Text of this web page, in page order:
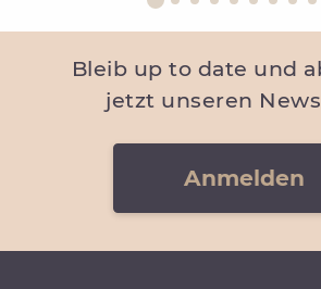
Bleib up to date und
jetzt unseren
Anmelden